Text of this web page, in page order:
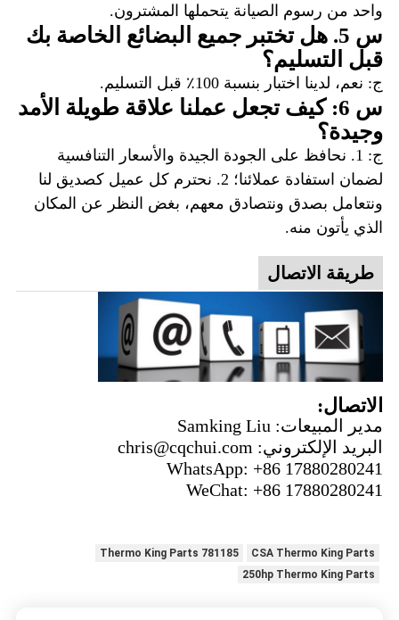
واحد من رسوم الصيانة يتحملها المشترون.
س 5. هل تختبر جميع البضائع الخاصة بك
قبل التسليم؟
ج: نعم، لدينا اختبار بنسبة 100٪ قبل التسليم.
س 6: كيف تجعل عملنا علاقة طويلة الأمد
وجيدة؟
ج: 1. نحافظ على الجودة الجيدة والأسعار التنافسية
لضمان استفادة عملائنا؛ 2. نحترم كل عميل كصديق لنا
ونتعامل بصدق ونتصادق معهم، بغض النظر عن المكان
الذي يأتون منه.
طريقة الاتصال
الاتصال:
مدير المبيعات: Samking Liu
البريد الإلكتروني: chris@cqchui.com
WhatsApp: +86 17880280241
WeChat: +86 17880280241
CSA Thermo King Parts
781185 Thermo King Parts
250hp Thermo King Parts